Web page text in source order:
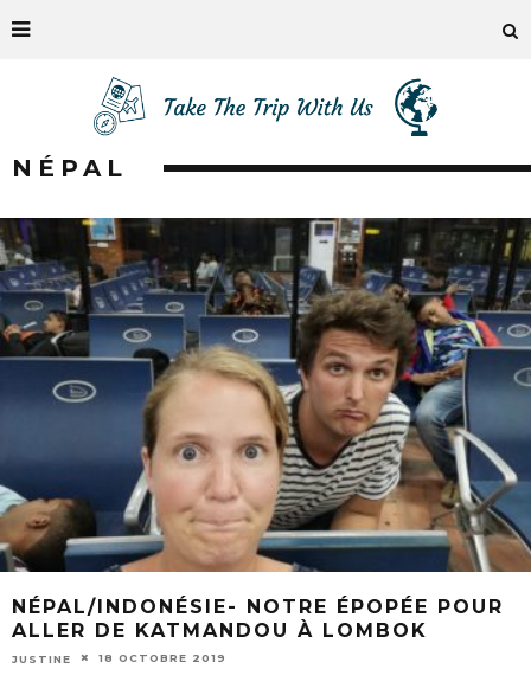
NÉPAL
NÉPAL/INDONÉSIE- NOTRE ÉPOPÉE POUR
ALLER DE KATMANDOU À LOMBOK
JUSTINE 18 OCTOBRE 2019